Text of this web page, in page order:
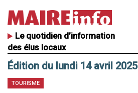
Le quotidien d’information
des élus locaux
Édition du lundi 14 avril 2025
TOURISME